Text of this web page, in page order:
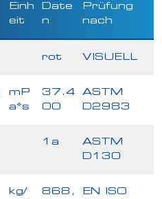
Einh
eit
Date
n
Prüfung
nach
rot VISUELL
mP
a*s
37.4
00
ASTM
D2983
1a
ASTM
D130
kg/
868,
EN ISO